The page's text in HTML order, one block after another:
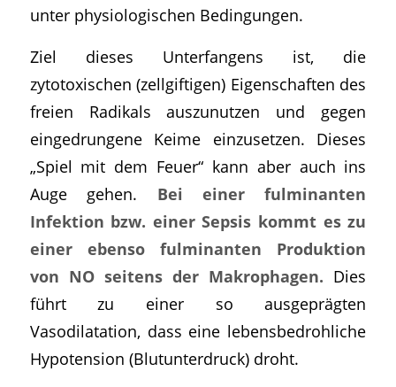
unter physiologischen Bedingungen.
Ziel dieses Unterfangens ist, die
zytotoxischen (zellgiftigen) Eigenschaften des
freien Radikals auszunutzen und gegen
eingedrungene Keime einzusetzen. Dieses
„Spiel mit dem Feuer“ kann aber auch ins
Auge gehen. Bei einer fulminanten
Infektion bzw. einer Sepsis kommt es zu
einer ebenso fulminanten Produktion
von NO seitens der Makrophagen. Dies
führt zu einer so ausgeprägten
Vasodilatation, dass eine lebensbedrohliche
Hypotension (Blutunterdruck) droht.